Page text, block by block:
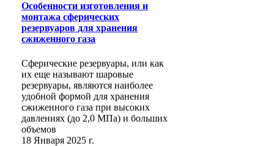
Особенности изготовления и
монтажа сферических
резервуаров для хранения
сжиженного газа
Сферические резервуары, или как
их еще называют шаровые
резервуары, являются наиболее
удобной формой для хранения
сжиженного газа при высоких
давлениях (до 2,0 МПа) и больших
объемов
18 Января 2025 г.